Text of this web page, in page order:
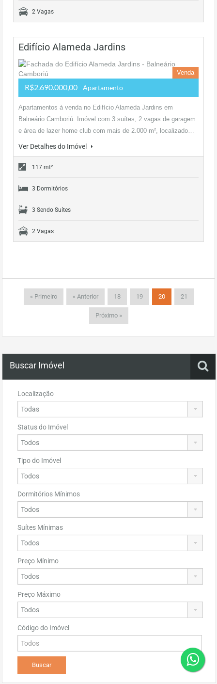
2 Vagas
Edifício Alameda Jardins
Venda
R$2.690.000,00- Apartamento
Apartamentos à venda no Edifício Alameda Jardins em
Balneário Camboriú. Imóvel com 3 suítes, 2 vagas de garagem
e área de lazer home club com mais de 2.000 m², localizado…
Ver Detalhes do Imóvel
117 mt²
3 Dormitórios
3 Sendo Suítes
2 Vagas
« Primeiro « Anterior 18 19 20 21
Próximo »
Buscar Imóvel
Localização
Status do Imóvel
Tipo do Imóvel
Dormitórios Mínimos
Suítes Mínimas
Preço Mínimo
Preço Máximo
Código do Imóvel